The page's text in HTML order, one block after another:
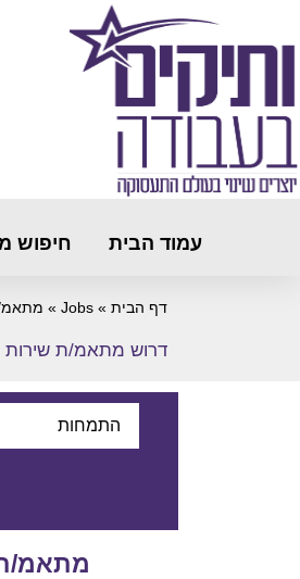
עמוד הבית חיפוש
דף הבית »
Jobs
»
דרוש מתאמ/ת שירות
התמחות
מתאמ/